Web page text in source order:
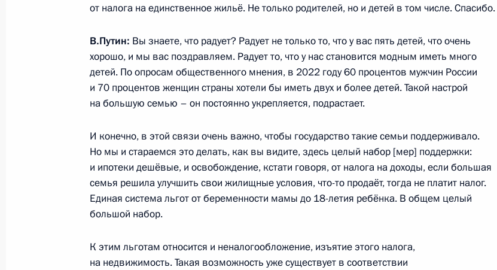
Новогоднее обращение к гражданам России
1 9м
29 декабря 2023 года, пятница
Александровским
29 декабря 2023 года, 13:30 Москва, Кремль
28 декабря 2023 года, четверг
28 декабря 2023 года, 14:10 Москва, Кремль
от налога на единственное жильё. Не только родителей, но и детей в том числе. Спасибо.
В.Путин: Вы знаете, что радует? Радует не только то, что у вас пять детей, что очень
хорошо, и мы вас поздравляем. Радует то, что у нас становится модным иметь много
детей. По опросам общественного мнения, в 2022 году 60 процентов мужчин России
и 70 процентов женщин страны хотели бы иметь двух и более детей. Такой настрой
на большую семью – он постоянно укрепляется, подрастает.
И конечно, в этой связи очень важно, чтобы государство такие семьи поддерживало.
Но мы и стараемся это делать, как вы видите, здесь целый набор [мер] поддержки:
и ипотеки дешёвые, и освобождение, кстати говоря, от налога на доходы, если большая
семья решила улучшить свои жилищные условия, что-то продаёт, тогда не платит налог.
Единая система льгот от беременности мамы до 18-летия ребёнка. В общем целый
большой набор.
К этим льготам относится и неналогообложение, изъятие этого налога,
на недвижимость. Такая возможность уже существует в соответствии